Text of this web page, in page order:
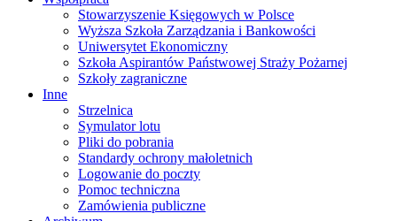
Stowarzyszenie Księgowych w Polsce
Wyższa Szkoła Zarządzania i Bankowości
Uniwersytet Ekonomiczny
Szkoła Aspirantów Państwowej Straży Pożarnej
Szkoły zagraniczne
Inne
Strzelnica
Symulator lotu
Pliki do pobrania
Standardy ochrony małoletnich
Logowanie do poczty
Pomoc techniczna
Zamówienia publiczne